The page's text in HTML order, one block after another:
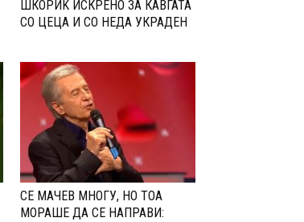
ШКОРИЌ ИСКРЕНО ЗА КАВГАТА
СО ЦЕЦА И СО НЕДА УКРАДЕН
СЕ МАЧЕВ МНОГУ, НО ТОА
МОРАШЕ ДА СЕ НАПРАВИ: